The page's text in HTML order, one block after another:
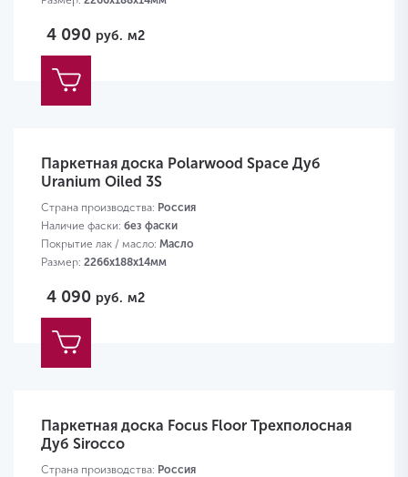
4 090 руб. м2
Паркетная доска Polarwood Space Дуб
Uranium Oiled 3S
Страна производства: Россия
Наличие фаски: без фаски
Покрытие лак / масло: Масло
Размер: 2266х188х14мм
4 090 руб. м2
Паркетная доска Focus Floor Трехполосная
Дуб Sirocco
Страна производства: Россия